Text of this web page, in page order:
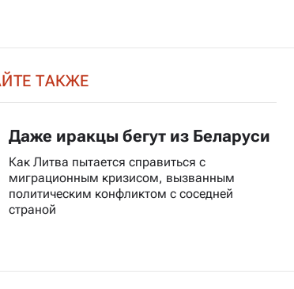
ТАКЖЕ
Даже иракцы бегут из Беларуси
Как Литва пытается справиться с
миграционным кризисом, вызванным
политическим конфликтом с соседней
страной